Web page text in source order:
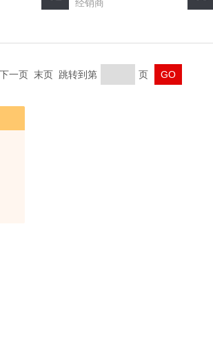
经销商
一页 末页 跳转到第 页